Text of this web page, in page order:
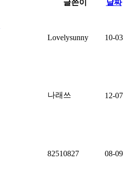
글쓴이
날짜
Lovelysunny 10-03
나래쓰 12-07
82510827 08-09